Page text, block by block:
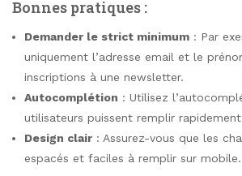
Bonnes pratiques :
Demander le strict minimum : Par
uniquement l’adresse email et le
inscriptions à une newsletter.
Autocomplétion : Utilisez
utilisateurs puissent remplir
Design clair : Assurez-vous que les
espacés et faciles à remplir sur mobile.